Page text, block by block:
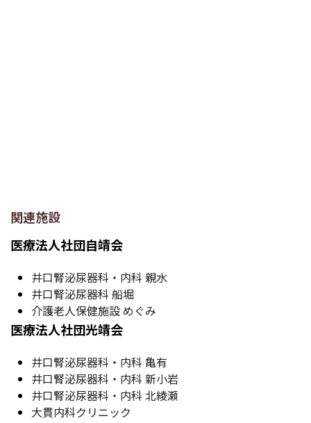
関連施設
医療法人社団自靖会
井口腎泌尿器科・内科 親水
井口腎泌尿器科 船堀
介護老人保健施設 めぐみ
医療法人社団光靖会
井口腎泌尿器科・内科 亀有
井口腎泌尿器科・内科 新小岩
井口腎泌尿器科・内科 北綾瀬
大貫内科クリニック